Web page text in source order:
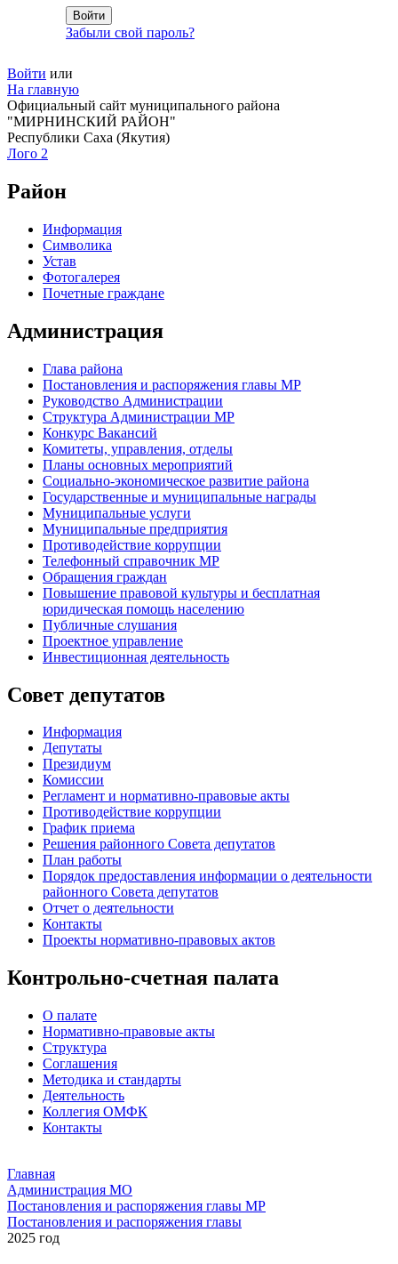
Забыли свой пароль?
Войти или
На главную
Официальный сайт муниципального района
"МИРНИНСКИЙ РАЙОН"
Республики Саха (Якутия)
Лого 2
Район
Информация
Символика
Устав
Фотогалерея
Почетные граждане
Администрация
Глава района
Постановления и распоряжения главы МР
Руководство Администрации
Структура Администрации МР
Конкурс Вакансий
Комитеты, управления, отделы
Планы основных мероприятий
Социально-экономическое развитие района
Государственные и муниципальные награды
Муниципальные услуги
Муниципальные предприятия
Противодействие коррупции
Телефонный справочник МР
Обращения граждан
Повышение правовой культуры и бесплатная
юридическая помощь населению
Публичные слушания
Проектное управление
Инвестиционная деятельность
Совет депутатов
Информация
Депутаты
Президиум
Комиссии
Регламент и нормативно-правовые акты
Противодействие коррупции
График приема
Решения районного Совета депутатов
План работы
Порядок предоставления информации о деятельности
районного Совета депутатов
Отчет о деятельности
Контакты
Проекты нормативно-правовых актов
Контрольно-счетная палата
О палате
Нормативно-правовые акты
Структура
Соглашения
Методика и стандарты
Деятельность
Коллегия ОМФК
Контакты
Главная
Администрация МО
Постановления и распоряжения главы МР
Постановления и распоряжения главы
2025 год